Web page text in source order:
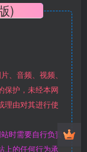
)
、音频、视频、
保护，未经本网
理由对其进行使
时需要自行负责
上的任何行为承